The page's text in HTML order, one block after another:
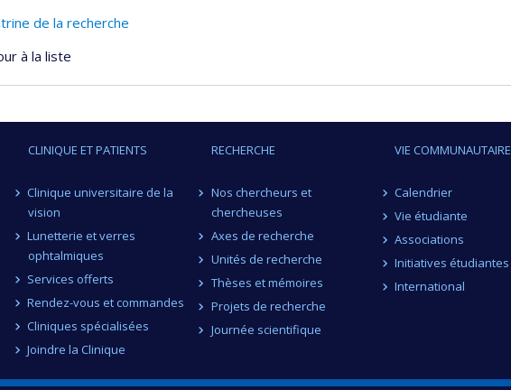
de la recherche
à la liste
CLINIQUE ET PATIENTS
Clinique universitaire de la
vision
Lunetterie et verres
ophtalmiques
Services offerts
Rendez-vous et commandes
Cliniques spécialisées
Joindre la Clinique
RECHERCHE
Nos chercheurs et
chercheuses
Axes de recherche
Unités de recherche
Thèses et mémoires
Projets de recherche
Journée scientifique
VIE COMMUNAUTAIRE
Calendrier
Vie étudiante
Associations
Initiatives étudiantes
International